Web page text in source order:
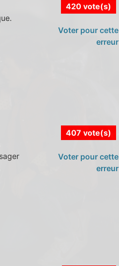
420 vote(s)
Voter pour cette
erreur
407 vote(s)
Voter pour cette
erreur